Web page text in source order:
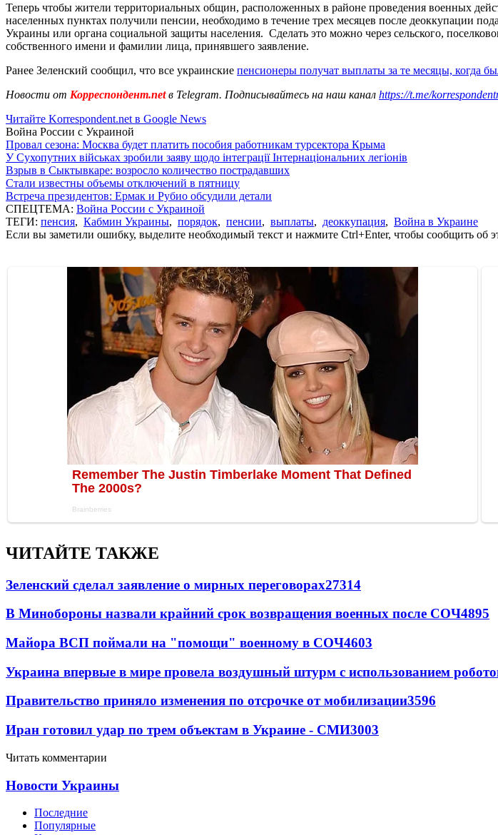
Теперь чтобы жители территориальных общин, расположенных в районе проведения военных
населенных пунктах получили пенсии, необходимо в течение трех месяцев после деоккупации
Украины или органа социальной защиты населения. Сделать это можно через сельского,
собственного имени и фамилии лица, принявшего заявление.
Ранее Зеленский сообщил, что все украинские пенсионеры получат выплаты за те месяцы, когда
Новости от Корреспондент.netв Telegram. Подписывайтесь на наш канал https://t.me/
Читайте Korrespondent.net в Google News
Война России с Украиной
Провал сезона: Москва будет платить пособия работникам турсектора Крыма
У Сухопутних військах зробили заяву щодо інтеграції Інтернаціональних легіонів
Взрыв в Сыктывкаре: возросло количество пострадавших
Стали известны объемы отключений в пятницу
Встреча президентов: Ермак и Рубио обсудили детали
СПЕЦТЕМА: Война России с Украиной
ТЕГИ: пенсия, Кабмин Украины, порядок, пенсии, выплаты, деоккупация, Война в Украине
Если вы заметили ошибку, выделите необходимый текст и нажмите Ctrl+Enter, чтобы сообщить об
ЧИТАЙТЕ ТАКЖЕ
Зеленский сделал заявление о мирных переговорах27314
В Минобороны назвали крайний срок возвращения военных после СОЧ4895
Майора ВСП поймали на "помощи" военному в СОЧ4603
Украина впервые в мире провела воздушный штурм с использованием
Правительство приняло изменения по отсрочке от мобилизации3596
Иран готовил удар по трем объектам в Украине - СМИ3003
Читать комментарии
Новости Украины
Последние
Популярные